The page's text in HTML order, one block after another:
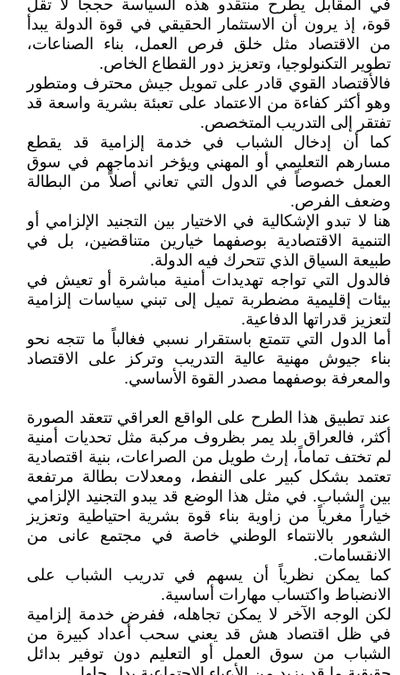
في المقابل يطرح منتقدو هذه السياسة حججاً لا تقل
قوة، إذ يرون أن الاستثمار الحقيقي في قوة الدولة يبدأ
من الاقتصاد مثل خلق فرص العمل، بناء الصناعات،
تطوير التكنولوجيا، وتعزيز دور القطاع الخاص.
فالأقتصاد القوي قادر على تمويل جيش محترف ومتطور
وهو أكثر كفاءة من الاعتماد على تعبئة بشرية واسعة قد
تفتقر إلى التدريب المتخصص.
كما أن إدخال الشباب في خدمة إلزامية قد يقطع
مسارهم التعليمي أو المهني ويؤخر اندماجهم في سوق
العمل خصوصاً في الدول التي تعاني أصلاً من البطالة
وضعف الفرص.
هنا لا تبدو الإشكالية في الاختيار بين التجنيد الإلزامي أو
التنمية الاقتصادية بوصفهما خيارين متناقضين، بل في
طبيعة السياق الذي تتحرك فيه الدولة.
فالدول التي تواجه تهديدات أمنية مباشرة أو تعيش في
بيئات إقليمية مضطربة تميل إلى تبني سياسات إلزامية
لتعزيز قدراتها الدفاعية.
أما الدول التي تتمتع باستقرار نسبي فغالباً ما تتجه نحو
بناء جيوش مهنية عالية التدريب وتركز على الاقتصاد
والمعرفة بوصفهما مصدر القوة الأساسي.
عند تطبيق هذا الطرح على الواقع العراقي تتعقد الصورة
أكثر، فالعراق بلد يمر بظروف مركبة مثل تحديات أمنية
لم تختف تماماً، إرث طويل من الصراعات، بنية اقتصادية
تعتمد بشكل كبير على النفط، ومعدلات بطالة مرتفعة
بين الشباب. في مثل هذا الوضع قد يبدو التجنيد الإلزامي
خياراً مغرياً من زاوية بناء قوة بشرية احتياطية وتعزيز
الشعور بالانتماء الوطني خاصة في مجتمع عانى من
الانقسامات.
كما يمكن نظرياً أن يسهم في تدريب الشباب على
الانضباط واكتساب مهارات أساسية.
لكن الوجه الآخر لا يمكن تجاهله، ففرض خدمة إلزامية
في ظل اقتصاد هش قد يعني سحب أعداد كبيرة من
الشباب من سوق العمل أو التعليم دون توفير بدائل